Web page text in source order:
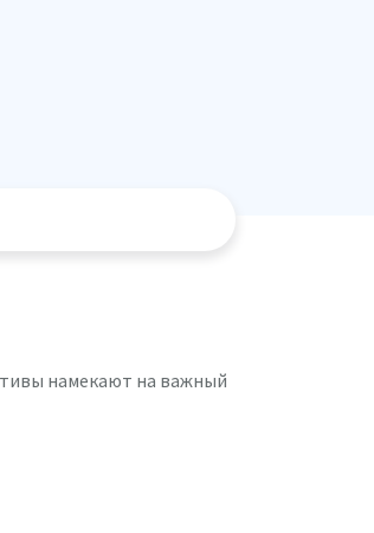
намекают на важный